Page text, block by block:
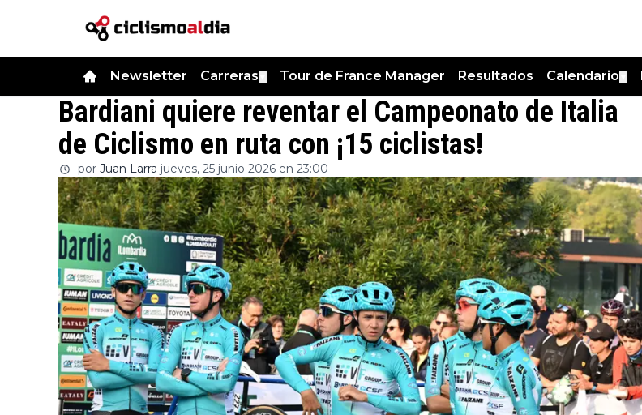
Newsletter Carreras Tour de France Manager Resultados Calendario
Bardiani quiere reventar el Campeonato de Italia
de Ciclismo en ruta con ¡15 ciclistas!
por Juan Larra jueves, 25 junio 2026 en 23:00